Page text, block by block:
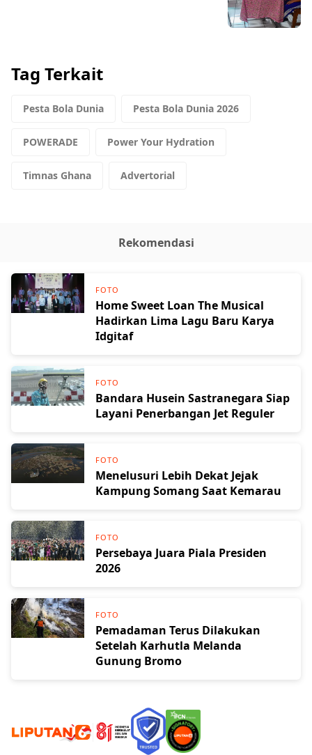
Tag Terkait
Pesta Bola Dunia Pesta Bola Dunia 2026
POWERADE Power Your Hydration
Timnas Ghana Advertorial
Rekomendasi
FOTO
Home Sweet Loan The Musical
Hadirkan Lima Lagu Baru Karya
Idgitaf
FOTO
Bandara Husein Sastranegara Siap
Layani Penerbangan Jet Reguler
FOTO
Menelusuri Lebih Dekat Jejak
Kampung Somang Saat Kemarau
FOTO
Persebaya Juara Piala Presiden
2026
FOTO
Pemadaman Terus Dilakukan
Setelah Karhutla Melanda
Gunung Bromo